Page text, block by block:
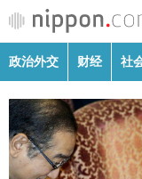
政治外交
政治外交 财经 社